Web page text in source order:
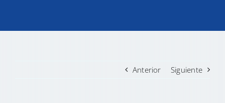
TRANSPARENCIA
Anterior Siguiente